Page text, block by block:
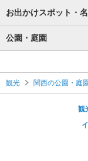
お出かけスポット・
公園・庭園
観光 関西の公園・庭園
観